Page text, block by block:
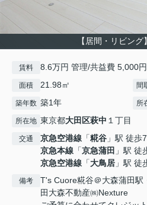
【居間・リビン
賃料 8.6万円 管理/共益費 5,000円
面積 21.98㎡ 間
築年数 築1年 所
所在地 東京都大田区萩中 １丁目
交通 京急空港線 「糀谷 」駅 徒歩
京急本線 「京急蒲田 」駅 徒
京急空港線 「大鳥居 」駅 徒
備考
T's Cuore糀谷＠大森蒲田駅
田大森不動産㈱Nexture